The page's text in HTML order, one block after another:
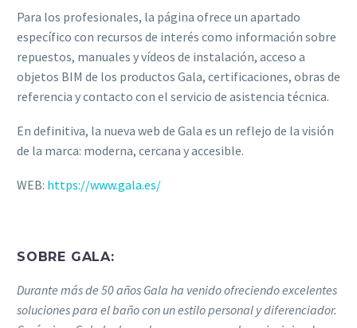
Para los profesionales, la página ofrece un apartado
específico con recursos de interés como información sobre
repuestos, manuales y vídeos de instalación, acceso a
objetos BIM de los productos Gala, certificaciones, obras de
referencia y contacto con el servicio de asistencia técnica.
En definitiva, la nueva web de Gala es un reflejo de la visión
de la marca: moderna, cercana y accesible.
WEB: https://www.gala.es/
SOBRE GALA:
Durante más de 50 años Gala ha venido ofreciendo excelentes
soluciones para el baño con un estilo personal y diferenciador.